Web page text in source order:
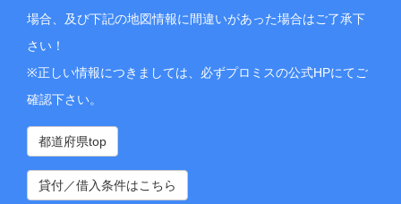
場合、及び下記の地図情報に間違いがあった場合はご了承下
さい！
※正しい情報につきましては、必ずプロミスの公式HPにてご
確認下さい。
都道府県top
貸付／借入条件はこちら